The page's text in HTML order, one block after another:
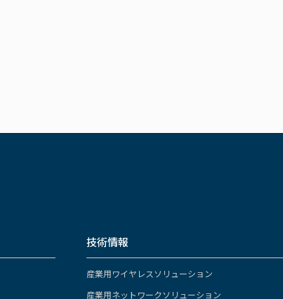
技術情報
産業用ワイヤレスソリューション
産業用ネットワークソリューション